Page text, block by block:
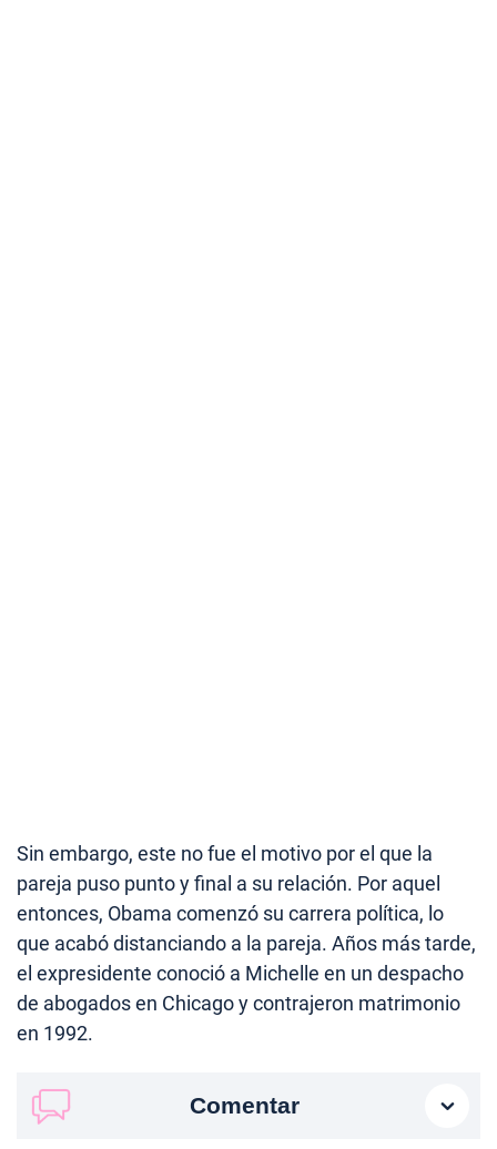
Sin embargo, este no fue el motivo por el que la
pareja puso punto y final a su relación. Por aquel
entonces, Obama comenzó su carrera política, lo
que acabó distanciando a la pareja. Años más tarde,
el expresidente conoció a Michelle en un despacho
de abogados en Chicago y contrajeron matrimonio
en 1992.
Comentar